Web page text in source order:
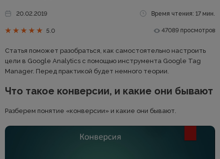
20.02.2019 Время чтения: 17 мин.
5.0 47089 просмотров
Статья поможет разобраться, как самостоятельно настроить
цели в Google Analytics с помощью инструмента Google Tag
Manager. Перед практикой будет немного теории.
Что такое конверсии, и какие они бывают
Разберем понятие «конверсии» и какие они бывают.